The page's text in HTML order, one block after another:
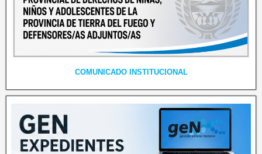
COMUNICADO INSTITUCIONAL